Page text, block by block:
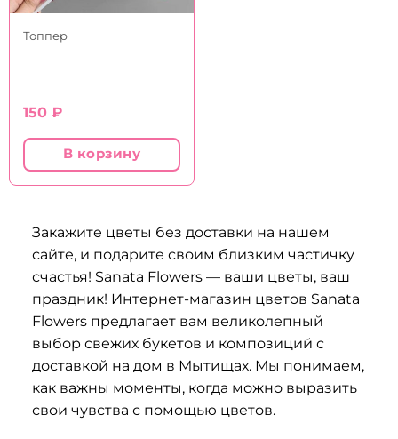
Топпер
150 ₽
В корзину
Закажите цветы без доставки на нашем
сайте, и подарите своим близким частичку
счастья! Sanata Flowers — ваши цветы, ваш
праздник! Интернет-магазин цветов Sanata
Flowers предлагает вам великолепный
выбор свежих букетов и композиций с
доставкой на дом в Мытищах. Мы понимаем,
как важны моменты, когда можно выразить
свои чувства с помощью цветов.